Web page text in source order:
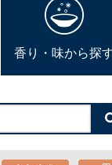
香り・味から探